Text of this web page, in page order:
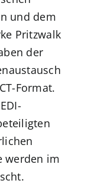
und dem
Pritzwalk
der
Format.
werden im